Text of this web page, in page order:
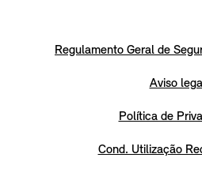
Regulamento Geral de
Aviso
Política de
Cond. Utilização